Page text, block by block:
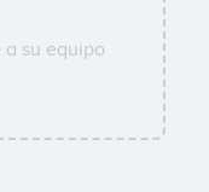
a su equipo